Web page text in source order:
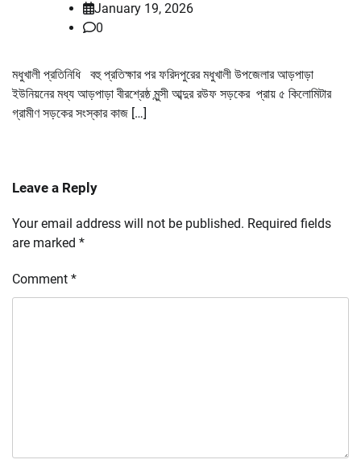
January 19, 2026
0
মধুখালী প্রতিনিধি বহু প্রতিক্ষার পর ফরিদপুরের মধুখালী উপজেলার আড়পাড়া
ইউনিয়নের মধ্য আড়পাড়া বীরশ্রেষ্ঠ মুন্সী আব্দুর রউফ সড়কের প্রায় ৫ কিলোমিটার
গ্রামীণ সড়কের সংস্কার কাজ […]
Leave a Reply
Your email address will not be published. Required fields
are marked *
Comment *